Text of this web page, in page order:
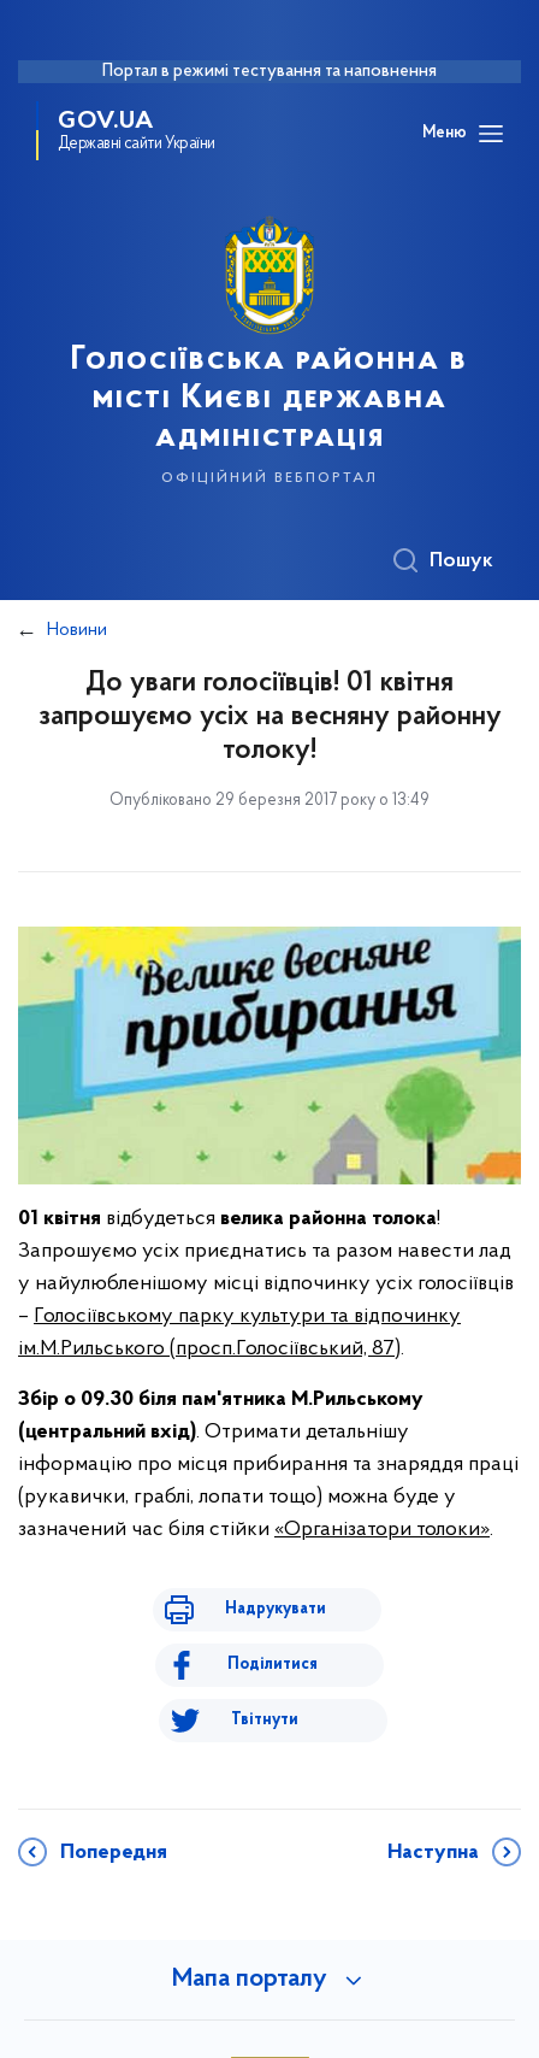
Портал в режимі тестування та наповнення
GOV.UA
Державні сайти України
Меню
Голосіївська районна в
місті Києві державна
адміністрація
офіційний вебпортал
Пошук
Новини
До уваги голосіївців! 01 квітня
запрошуємо усіх на весняну районну
толоку!
Опубліковано 29 березня 2017 року о 13:49
01 квітня відбудеться велика районна толока!
Запрошуємо усіх приєднатись та разом навести лад
у найулюбленішому місці відпочинку усіх голосіївців
– Голосіївському парку культури та відпочинку
ім.М.Рильського (просп.Голосіївський, 87).
Збір о 09.30 біля пам'ятника М.Рильському
(центральний вхід). Отримати детальнішу
інформацію про місця прибирання та знаряддя праці
(рукавички, граблі, лопати тощо) можна буде у
зазначений час біля стійки «Організатори толоки».
Надрукувати
Поділитися
Твітнути
Попередня Наступна
Мапа порталу